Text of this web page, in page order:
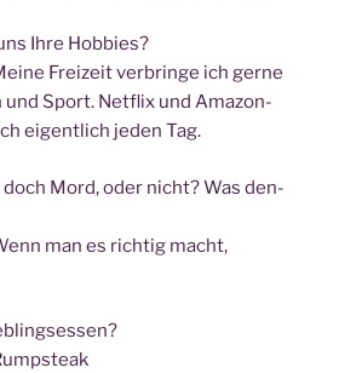
Ihre Hobbies?
Frei­zeit ver­brin­ge ich ger­ne
und Sport. Net­flix und Ama­zon­
eigent­lich jeden Tag.
doch Mord, oder nicht? Was den­
man es rich­tig macht,